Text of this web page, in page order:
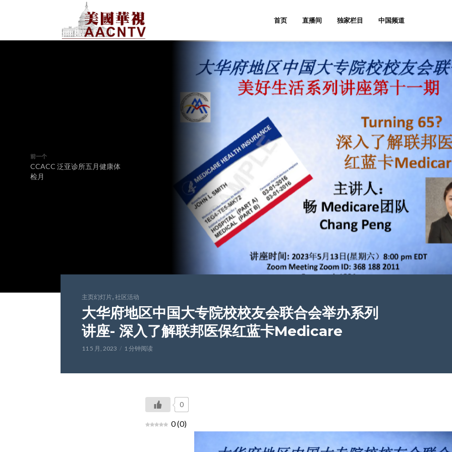
首页 直播间 独家栏目 中国频道
前一个
CCACC 泛亚诊所五月健康体
检月
主页幻灯片, 社区活动
大华府地区中国大专院校校友会联合会举办系列
讲座- 深入了解联邦医保红蓝卡Medicare
11 5 月, 2023 1 分钟阅读
0
0(0)